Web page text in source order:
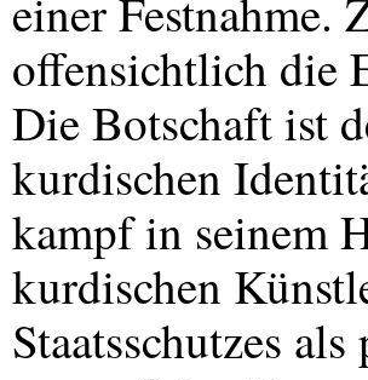
einer Festnahme.
offensichtlich die
Die Botschaft ist
kurdischen
kampf in seinem
kurdischen
Staatsschutzes